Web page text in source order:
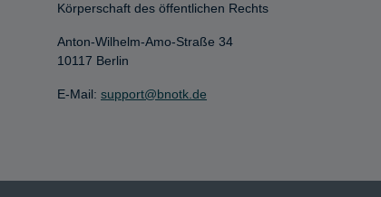
Körperschaft des öffentlichen Rechts
Anton-Wilhelm-Amo-Straße 34
10117 Berlin
E-Mail: support@bnotk.de